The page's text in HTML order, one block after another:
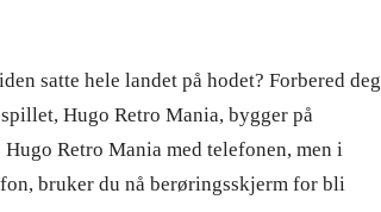
satte hele landet på hodet? Forbered deg
Hugo Retro Mania, bygger på
Retro Mania med telefonen, men i
bruker du nå berøringsskjerm for bli